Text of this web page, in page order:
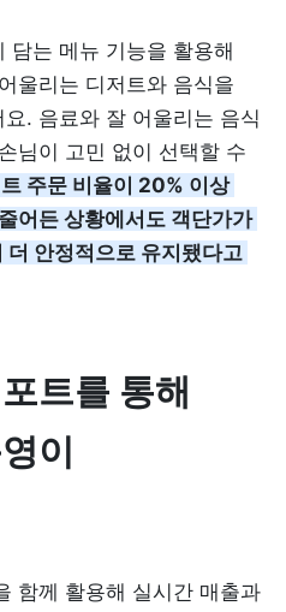
담는 메뉴 기능을 활용해
울리는 디저트와 음식을
. 음료와 잘 어울리는 음식
님이 고민 없이 선택할 수
주문 비율이 20% 이상
어든 상황에서도 객단가가
안정적으로 유지됐다고
트를 통해
이
함께 활용해 실시간 매출과